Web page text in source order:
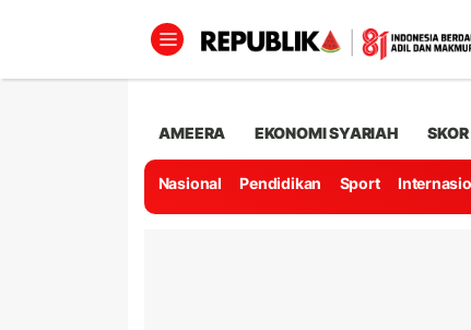
AMEERA EKONOMI SYARIAH SKOR
Nasional Pendidikan Sport